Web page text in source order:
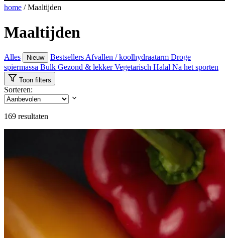
home / Maaltijden
Maaltijden
Alles Nieuw Bestsellers Afvallen / koolhydraatarm Droge
spiermassa Bulk Gezond & lekkerVegetarisch Halal Na het sporten
Toon filters
Sorteren:
169 resultaten